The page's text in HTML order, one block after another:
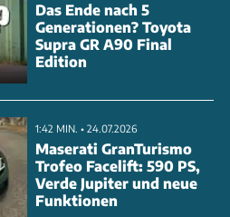
Das Ende nach 5
Generationen? Toyota
Supra GR A90 Final
Edition
1:42 MIN. • 24.07.2026
Maserati GranTurismo
Trofeo Facelift: 590 PS,
Verde Jupiter und neue
Funktionen